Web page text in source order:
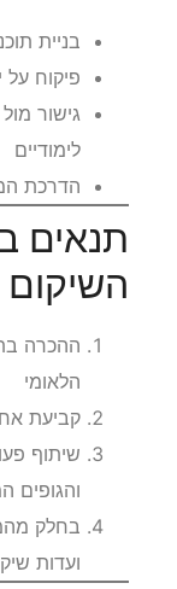
בניית
פיקוח על
גישור
לימודיים
הדרכת
תנאים
השיקום
ההכרה
הלאומי
קביעת
שיתוף
והגופים
בחלק